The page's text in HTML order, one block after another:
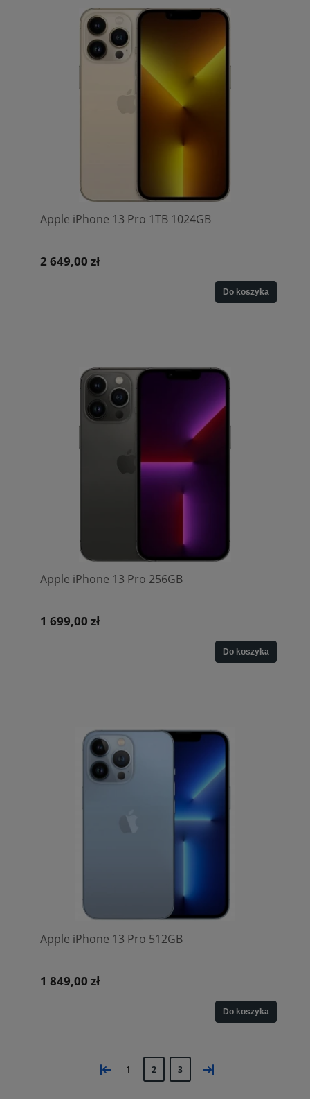
Apple iPhone 13 Pro 1TB 1024GB
2 649,00 zł
Do koszyka
Apple iPhone 13 Pro 256GB
1 699,00 zł
Do koszyka
Apple iPhone 13 Pro 512GB
1 849,00 zł
Do koszyka
« 1 2 3 »